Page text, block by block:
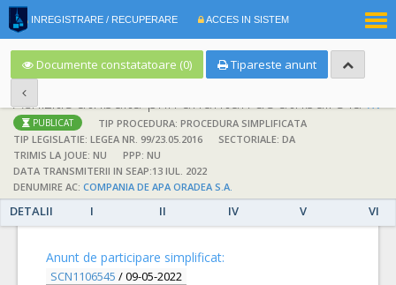
INREGISTRARE / RECUPERARE ACCES IN SISTEM
Documente constatatoare (0) Tipareste anunt
; Achizitie atribuita prin anunturi de atribuire la anuntul simplificat
PUBLICAT
TIP PROCEDURA: PROCEDURA SIMPLIFICATA
TIP LEGISLATIE: LEGEA NR. 99/23.05.2016
SECTORIALE: DA
TRIMIS LA JOUE: NU
PPP: NU
DATA TRANSMITERII IN SEAP:13 IUL. 2022
DENUMIRE AC: COMPANIA DE APA ORADEA S.A.
DETALII I II IV V VI
DETALII
Anunt de participare simplificat:
SCN1106545 /09-05-2022